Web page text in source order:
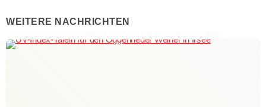
WEITERE NACHRICHTEN